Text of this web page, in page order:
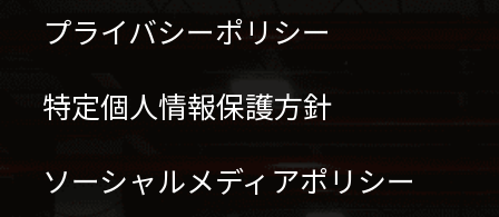
プライバシーポリシー
特定個人情報保護方針
ソーシャルメディアポリシー